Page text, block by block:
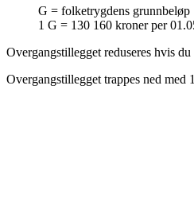
G = folketrygdens grunnbeløp
1 G = 130 160 kroner per
Overgangstillegget reduseres hvis
Overgangstillegget trappes ned med